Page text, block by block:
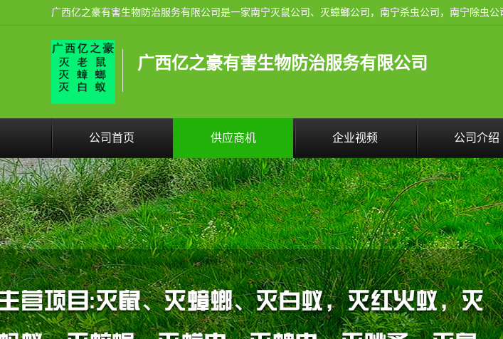
广西亿之豪有害生物防治服务有限公司
公司首页 供应商机 企业视频 公司介绍